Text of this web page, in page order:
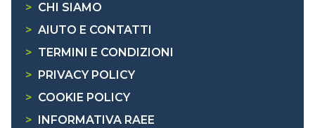
> CHI SIAMO
> AIUTO E CONTATTI
> TERMINI E CONDIZIONI
>
PRIVACY POLICY
> COOKIE POLICY
>
INFORMATIVA RAEE